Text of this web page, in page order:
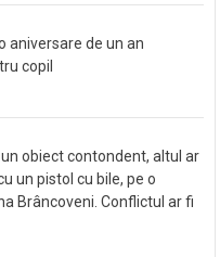
aniversare de un an
copil
obiect contondent, altul ar
un pistol cu bile, pe o
Brâncoveni. Conflictul ar fi